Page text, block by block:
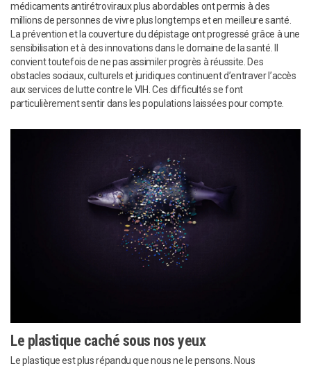
médicaments antirétroviraux plus abordables ont permis à des
millions de personnes de vivre plus longtemps et en meilleure santé.
La prévention et la couverture du dépistage ont progressé grâce à une
sensibilisation et à des innovations dans le domaine de la santé. Il
convient toutefois de ne pas assimiler progrès à réussite. Des
obstacles sociaux, culturels et juridiques continuent d’entraver l’accès
aux services de lutte contre le VIH. Ces difficultés se font
particulièrement sentir dans les populations laissées pour compte.
Le plastique caché sous nos yeux
Le plastique est plus répandu que nous ne le pensons. Nous